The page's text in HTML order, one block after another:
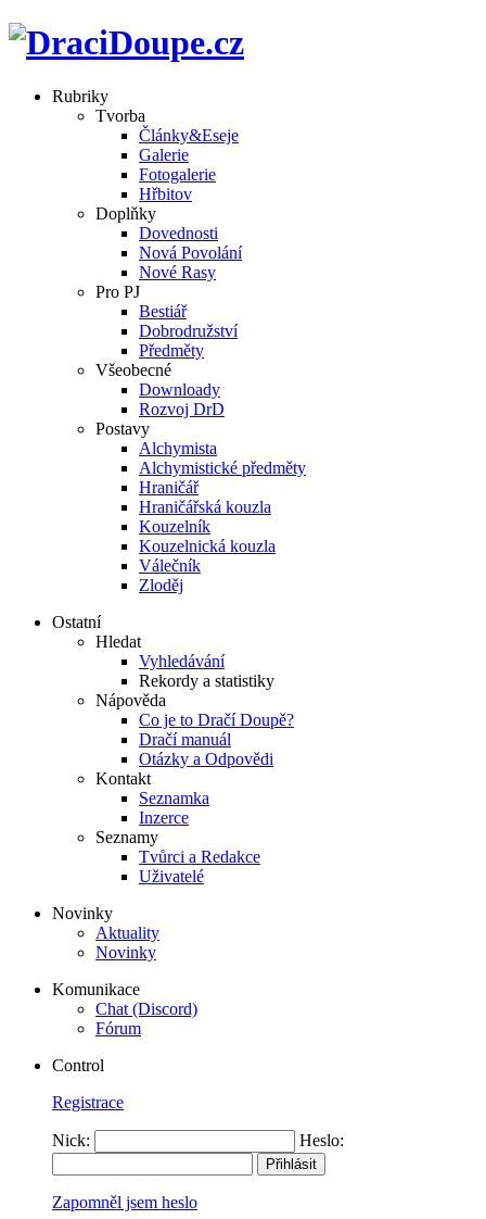
Rubriky
Tvorba
Články&Eseje
Galerie
Fotogalerie
Hřbitov
Doplňky
Dovednosti
Nová Povolání
Nové Rasy
Pro PJ
Bestiář
Dobrodružství
Předměty
Všeobecné
Downloady
Rozvoj DrD
Postavy
Alchymista
Alchymistické předměty
Hraničář
Hraničářská kouzla
Kouzelník
Kouzelnická kouzla
Válečník
Zloděj
Ostatní
Hledat
Vyhledávání
Rekordy a statistiky
Nápověda
Co je to Dračí Doupě?
Dračí manuál
Otázky a Odpovědi
Kontakt
Seznamka
Inzerce
Seznamy
Tvůrci a Redakce
Uživatelé
Novinky
Aktuality
Novinky
Komunikace
Chat (Discord)
Fórum
Control
Registrace
Nick: Heslo:
Zapomněl jsem heslo